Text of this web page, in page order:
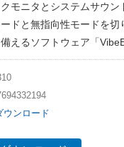
モニタとシステムサウン
ドと無指向性モードを切
えるソフトウェア「
ウンロード